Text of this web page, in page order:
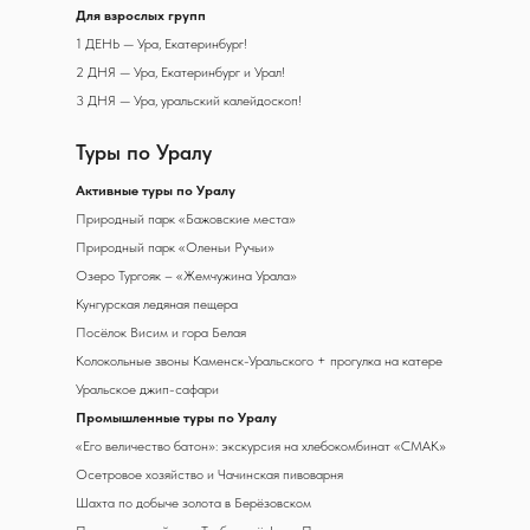
Туры по Уралу
Активные туры по Уралу
Природный парк «Бажовские места»
Природный парк «Оленьи Ручьи»
Озеро Тургояк – «Жемчужина Урала»
Кунгурская ледяная пещера
Посёлок Висим и гора Белая
Колокольные звоны Каменск-Уральского + прогулка на катере
Уральское джип-сафари
Промышленные туры по Уралу
«Его величество батон»: экскурсия на хлебокомбинат «СМАК»
Осетровое хозяйство и Чачинская пивоварня
Шахта по добыче золота в Берёзовском
Для взрослых групп
1 ДЕНЬ — Ура, Екатеринбург!
2 ДНЯ — Ура, Екатеринбург и Урал!
3 ДНЯ — Ура, уральский калейдоскоп!